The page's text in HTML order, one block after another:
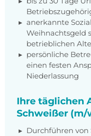
anerkannte
Weihnachtsgeld
betrieblichen
persönliche
einen festen
Niederlassung
Ihre täglichen
Schweißer (m/
Durchführen von